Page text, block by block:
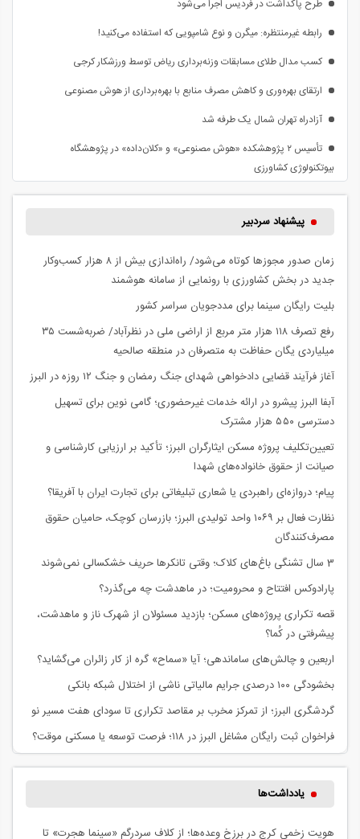
طرح پاکداشت در فردیس اجرا می‌شود
رابطه غیرمنتظره: میگرن و نوع شامپویی که استفاده می‌کنید!
کسب مدال طلای مسابقات وزنه‌برداری ریاض توسط ورزشکار کرجی
ارتقای بهره‌وری و کاهش مصرف منابع با بهره‌برداری از هوش مصنوعی
آزادراه تهران شمال یک طرفه شد
تأسیس ۲ پژوهشکده «هوش مصنوعی» و «کلان‌داده» در پژوهشگاه
بیوتکنولوژی کشاورزی
پیشنهاد سردبیر
زمان صدور مجوزها کوتاه می‌شود/ راه‌اندازی بیش از ۸ هزار کسب‌وکار
جدید در بخش کشاورزی با رونمایی از سامانه هوشمند
بلیت رایگان سینما برای مددجویان سراسر کشور
رفع تصرف ۱۱۸ هزار متر مربع از اراضی ملی در نظرآباد/ ضربه‌شست ۳۵
میلیاردی یگان حفاظت به متصرفان در منطقه صالحیه
آغاز فرآیند قضایی دادخواهی شهدای جنگ رمضان و جنگ ۱۲ روزه در البرز
آبفا البرز پیشرو در ارائه خدمات غیرحضوری؛ گامی نوین برای تسهیل
دسترسی ۵۵۰ هزار مشترک
تعیین‌تکلیف پروژه مسکن ایثارگران البرز؛ تأکید بر ارزیابی کارشناسی و
صیانت از حقوق خانواده‌های شهدا
پیام؛ دروازه‌ای راهبردی یا شعاری تبلیغاتی برای تجارت ایران با آفریقا؟
نظارت فعال بر ۱۰۶۹ واحد تولیدی البرز؛ بازرسان کوچک، حامیان حقوق
مصرف‌کنندگان
3 سال تشنگی باغ‌های کلاک؛ وقتی تانکرها حریف خشکسالی نمی‌شوند
پارادوکس افتتاح و محرومیت؛ در ماهدشت چه می‌گذرد؟
قصه تکراری پروژه‌های مسکن؛ بازدید مسئولان از شهرک ناز و ماهدشت،
پیشرفتی در کُما؟
اربعین و چالش‌های ساماندهی؛ آیا «سماح» گره از کار زائران می‌گشاید؟
بخشودگی ۱۰۰ درصدی جرایم مالیاتی ناشی از اختلال شبکه بانکی
گردشگری البرز؛ از تمرکز مخرب بر مقاصد تکراری تا سودای هفت مسیر نو
فراخوان ثبت رایگان مشاغل البرز در ۱۱۸؛ فرصت توسعه یا مسکنی موقت؟
یادداشت‌ها
هویت زخمی کرج در برزخ وعده‌ها؛ از کلاف سردرگم «سینما هجرت» تا